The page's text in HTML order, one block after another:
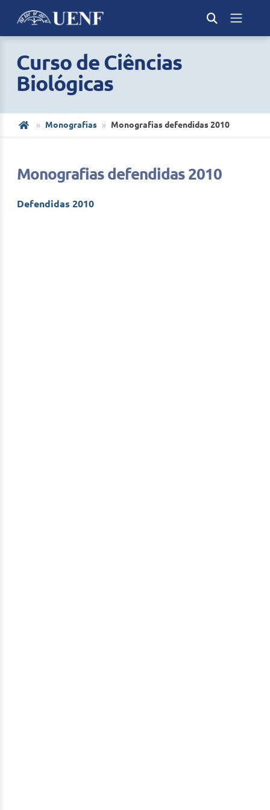
Curso de Ciências
Biológicas
Monografias Monografias defendidas 2010
Monografias defendidas 2010
Defendidas 2010